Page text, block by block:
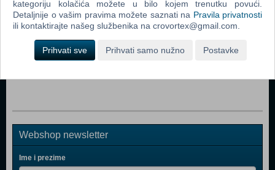
PlayStation 4 500GB D Chassis Gold Lim.ed.+dodatni
Gold DS4 kont
PlayStation 4 1TB Slim D Chassis Black
Webshop newsletter
Ime i prezime
kategoriju kolačića možete u bilo kojem trenutku povući.
Detaljnije o vašim pravima možete saznati na Pravila privatnosti
ili kontaktirajte našeg službenika na crovortex@gmail.com.
Prihvati sve Prihvati samo nužno Postavke